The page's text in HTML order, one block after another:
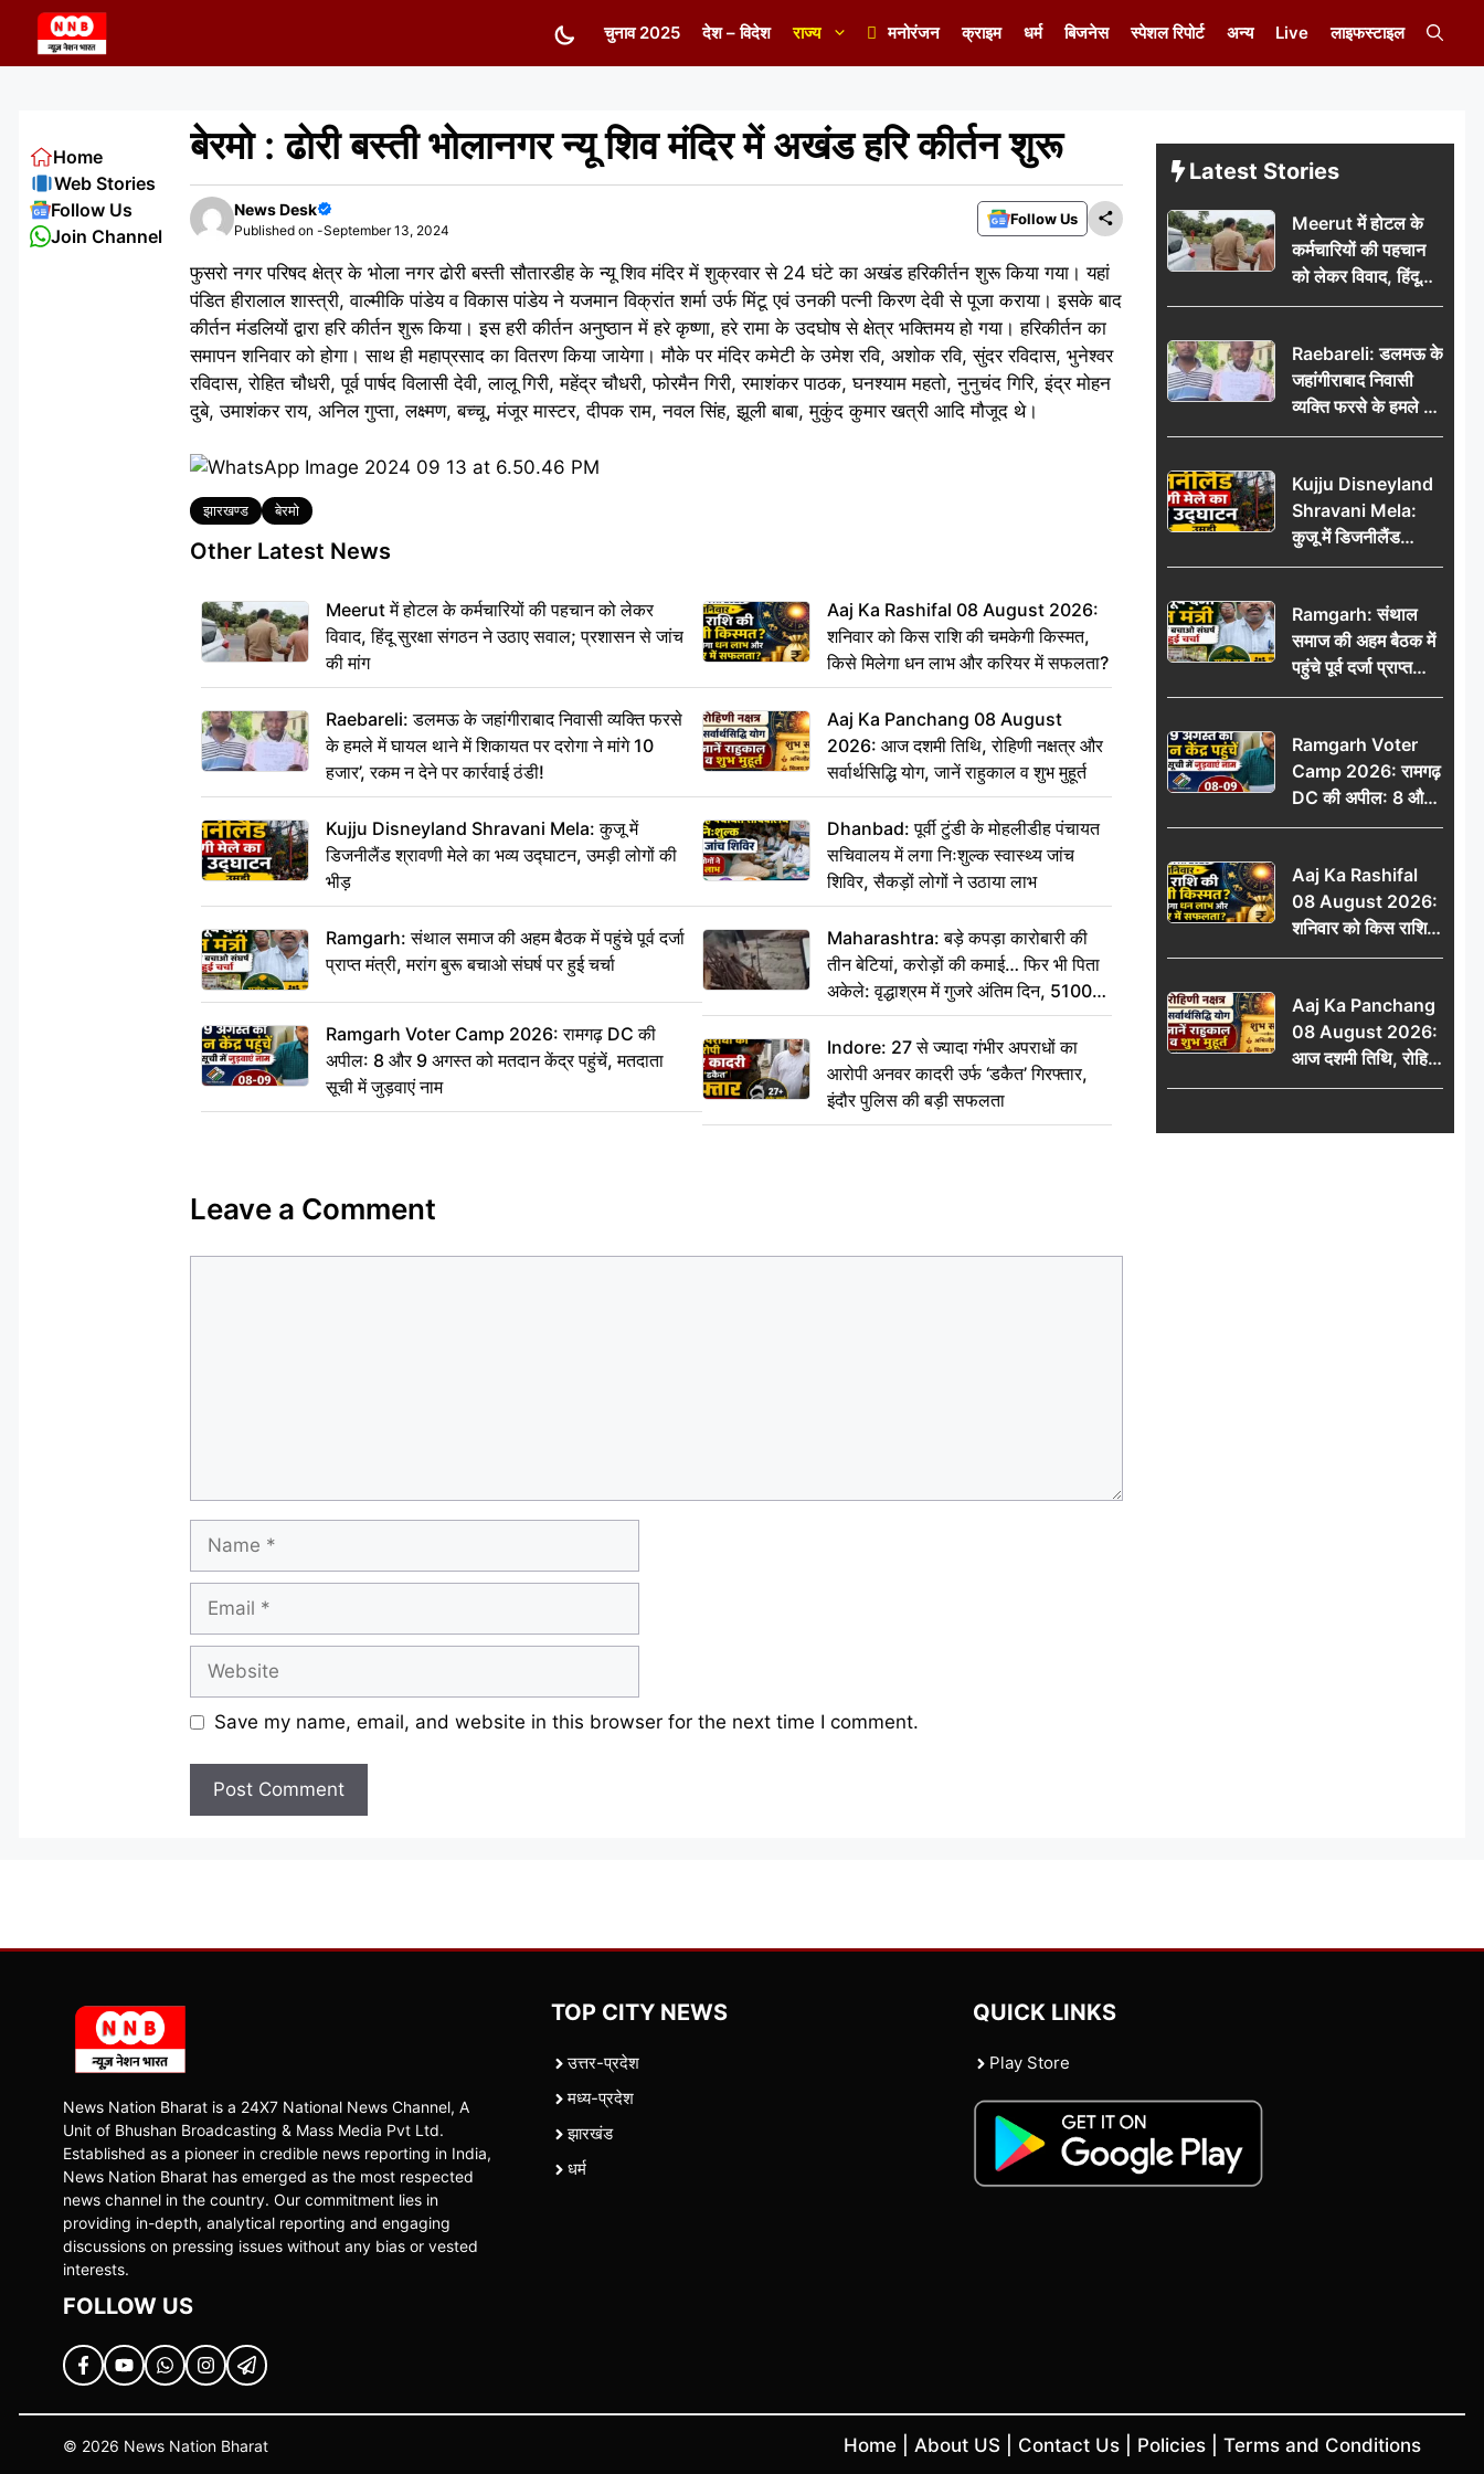
content
चुनाव 2025 देश – विदेश राज्य मनोरंजन क्राइम धर्म बिजनेस स्पेशल रिपोर्ट अन्य Live लाइफस्टाइल
बेरमो : ढाेरी बस्ती भोलानगर न्यू शिव मंदिर में अखंड हरि कीर्तन शुरू
News Desk
Published on -September 13, 2024
Follow Us
फुसरो नगर परिषद क्षेत्र के भोला नगर ढाेरी बस्ती सौतारडीह के न्यू शिव मंदिर में शुक्रवार से 24 घंटे का अखंड हरिकीर्तन शुरू किया गया। यहां
पंडित हीरालाल शास्त्री, वाल्मीकि पांडेय व विकास पांडेय ने यजमान विक्रांत शर्मा उर्फ मिंटू एवं उनकी पत्नी किरण देवी से पूजा कराया। इसके बाद
कीर्तन मंडलियों द्वारा हरि कीर्तन शुरू किया। इस हरी कीर्तन अनुष्ठान में हरे कृष्णा, हरे रामा के उदघोष से क्षेत्र भक्तिमय हो गया। हरिकीर्तन का
समापन शनिवार को होगा। साथ ही महाप्रसाद का वितरण किया जायेगा। मौके पर मंदिर कमेटी के उमेश रवि, अशोक रवि, सुंदर रविदास, भुनेश्वर
रविदास, रोहित चौधरी, पूर्व पार्षद विलासी देवी, लालू गिरी, महेंद्र चौधरी, फोरमैन गिरी, रमाशंकर पाठक, घनश्याम महतो, नुनुचंद गिरि, इंद्र मोहन
दुबे, उमाशंकर राय, अनिल गुप्ता, लक्ष्मण, बच्चू, मंजूर मास्टर, दीपक राम, नवल सिंह, झूली बाबा, मुकुंद कुमार खत्री आदि मौजूद थे।
Tags
झारखण्ड बेरमो
Other Latest News
Meerut में होटल के कर्मचारियों की पहचान को लेकर
विवाद, हिंदू सुरक्षा संगठन ने उठाए सवाल; प्रशासन से जांच
की मांग
Raebareli: डलमऊ के जहांगीराबाद निवासी व्यक्ति फरसे
के हमले में घायल थाने में शिकायत पर दरोगा ने मांगे 10
हजार’, रकम न देने पर कार्रवाई ठंडी!
Kujju Disneyland Shravani Mela: कुजू में
डिजनीलैंड श्रावणी मेले का भव्य उद्घाटन, उमड़ी लोगों की
भीड़
Ramgarh: संथाल समाज की अहम बैठक में पहुंचे पूर्व दर्जा
प्राप्त मंत्री, मरांग बुरू बचाओ संघर्ष पर हुई चर्चा
Ramgarh Voter Camp 2026: रामगढ़ DC की
अपील: 8 और 9 अगस्त को मतदान केंद्र पहुंचें, मतदाता
सूची में जुड़वाएं नाम
Aaj Ka Rashifal 08 August 2026:
शनिवार को किस राशि की चमकेगी किस्मत,
किसे मिलेगा धन लाभ और करियर में सफलता?
Aaj Ka Panchang 08 August
2026: आज दशमी तिथि, रोहिणी नक्षत्र और
सर्वार्थसिद्धि योग, जानें राहुकाल व शुभ मुहूर्त
Dhanbad: पूर्वी टुंडी के मोहलीडीह पंचायत
सचिवालय में लगा निःशुल्क स्वास्थ्य जांच
शिविर, सैकड़ों लोगों ने उठाया लाभ
Maharashtra: बड़े कपड़ा कारोबारी की
तीन बेटियां, करोड़ों की कमाई… फिर भी पिता
अकेले: वृद्धाश्रम में गुजरे अंतिम दिन, 5100
रुपये भेजकर कहा– अंतिम संस्कार कर दीजिए
हम नहीं आ पाएंगे
Indore: 27 से ज्यादा गंभीर अपराधों का
आरोपी अनवर कादरी उर्फ ‘डकैत’ गिरफ्तार,
इंदौर पुलिस की बड़ी सफलता
Leave a Comment
Save my name, email, and website in this browser for the next time I comment.
Home
Web Stories
Follow Us
Join Channel
Latest Stories
Meerut में होटल के
कर्मचारियों की पहचान
को लेकर विवाद, हिंदू
सुरक्षा संगठन ने उठाए
की मांग
Raebareli: डलमऊ के
जहांगीराबाद निवासी
व्यक्ति फरसे के हमले में
घायल थाने में शिकायत
हजार’, रकम न देने पर
कार्रवाई ठंडी!
Kujju Disneyland
Shravani Mela:
कुजू में डिजनीलैंड
श्रावणी मेले का भव्य
की भीड़
Ramgarh: संथाल
समाज की अहम बैठक में
पहुंचे पूर्व दर्जा प्राप्त
मंत्री, मरांग बुरू बचाओ
Ramgarh Voter
Camp 2026: रामगढ़
DC की अपील: 8 और
9 अगस्त को मतदान
में जुड़वाएं नाम
Aaj Ka Rashifal
08 August 2026:
शनिवार को किस राशि
की चमकेगी किस्मत,
और करियर में सफलता?
Aaj Ka Panchang
08 August 2026:
आज दशमी तिथि, रोहिणी
नक्षत्र और सर्वार्थसिद्धि
शुभ मुहूर्त
News Nation Bharat is a 24X7 National News Channel, A
Unit of Bhushan Broadcasting & Mass Media Pvt Ltd.
Established as a pioneer in credible news reporting in India,
News Nation Bharat has emerged as the most respected
news channel in the country. Our commitment lies in
providing in-depth, analytical reporting and engaging
discussions on pressing issues without any bias or vested
interests.
FOLLOW US
TOP CITY NEWS
उत्तर-प्रदेश
मध्य-प्रदेश
झारखंड
धर्म
QUICK LINKS
Play Store
© 2026 News Nation Bharat Home About US Contact Us Policies Terms and Conditions